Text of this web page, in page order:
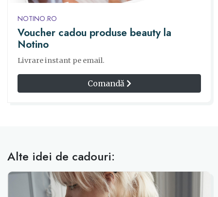
NOTINO.RO
Voucher cadou produse beauty la
Notino
Livrare instant pe email.
Comandă
Alte idei de cadouri: